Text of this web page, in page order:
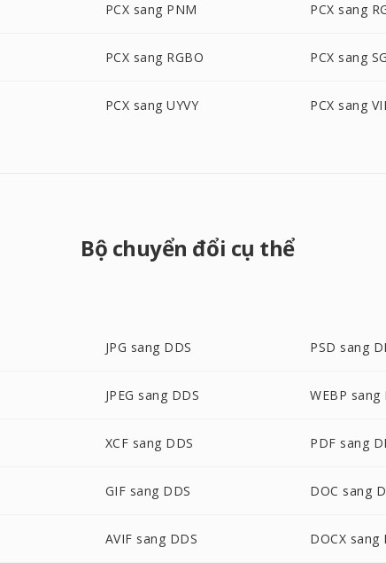
PCX sang PNM PCX sang
PCX sang RGBO PCX sang
PCX sang UYVY PCX sang
Bộ chuyển đổi cụ thể
JPG sang DDS PSD sang
JPEG sang DDS WEBP sang
XCF sang DDS PDF sang
GIF sang DDS DOC sang
AVIF sang DDS DOCX sang